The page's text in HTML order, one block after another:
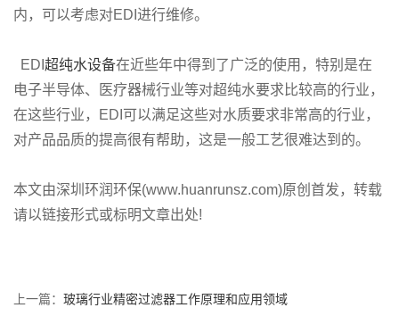
内，可以考虑对EDI进行维修。
EDI 超纯水设备在近些年中得到了广泛的使用，特别是在
电子半导体、医疗器械行业等对超纯水要求比较高的行业，
在这些行业，EDI可以满足这些对水质要求非常高的行业，
对产品品质的提高很有帮助，这是一般工艺很难达到的。
本文由深圳环润环保(www.huanrunsz.com)原创首发，转载
请以链接形式或标明文章出处!
上一篇： 玻璃行业精密过滤器工作原理和应用领域